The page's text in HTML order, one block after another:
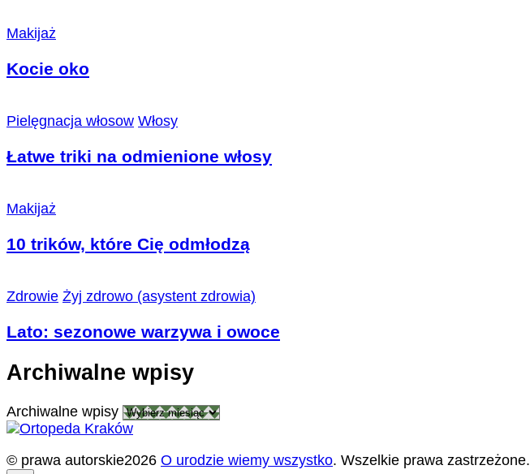
Makijaż
Kocie oko
Pielęgnacja włosow Włosy
Łatwe triki na odmienione włosy
Makijaż
10 trików, które Cię odmłodzą
Zdrowie Żyj zdrowo (asystent zdrowia)
Lato: sezonowe warzywa i owoce
Archiwalne wpisy
Archiwalne wpisy
© prawa autorskie2026 O urodzie wiemy wszystko. Wszelkie prawa zastrzeżone.